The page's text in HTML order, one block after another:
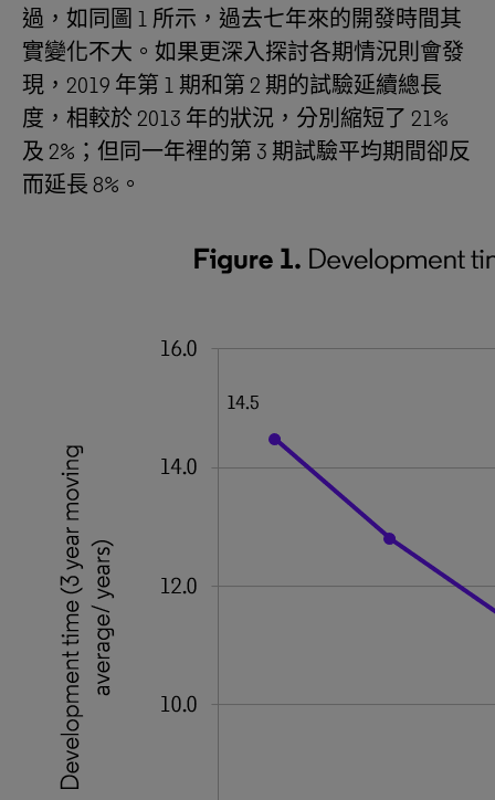
過，如同圖 1 所示，過去七年來的開發時間其
實變化不大。如果更深入探討各期情況則會發
現，2019 年第 1 期和第 2 期的試驗延續總長
度，相較於 2013 年的狀況，分別縮短了 21%
及 2%；但同一年裡的第 3 期試驗平均期間卻反
而延長 8%。